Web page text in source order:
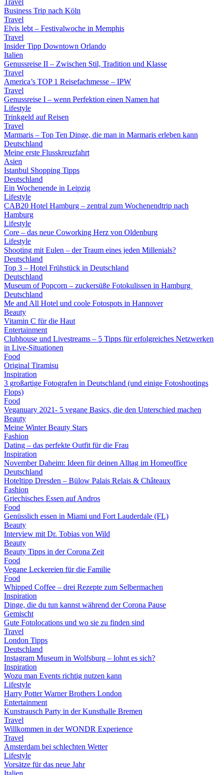
Travel
Business Trip nach Köln
Travel
Elvis lebt – Festivalwoche in Memphis
Travel
Insider Tipp Downtown Orlando
Italien
Genussreise II – Zwischen Stil, Tradition und Klasse
Travel
America’s TOP 1 Reisefachmesse – IPW
Travel
Genussreise I – wenn Perfektion einen Namen hat
Lifestyle
Trinkgeld auf Reisen
Travel
Marmaris – Top Ten Dinge, die man in Marmaris erleben kann
Deutschland
Meine erste Flusskreuzfahrt
Asien
Istanbul Shopping Tipps
Deutschland
Ein Wochenende in Leipzig
Lifestyle
CAB20 Hotel Hamburg – zentral zum Wochenendtrip nach
Hamburg
Lifestyle
Core – das neue Coworking Herz von Oldenburg
Lifestyle
Shooting mit Eulen – der Traum eines jeden Millenials?
Deutschland
Top 3 – Hotel Frühstück in Deutschland
Deutschland
Museum of Popcorn – zuckersüße Fotokulissen in Hamburg
Deutschland
Me and All Hotel und coole Fotospots in Hannover
Beauty
Vitamin C für die Haut
Entertainment
Clubhouse und Livestreams – 5 Tipps für erfolgreiches Netzwerken
in Live-Situationen
Food
Original Tiramisu
Inspiration
3 großartige Fotografen in Deutschland (und einige Fotoshootings
Flops)
Food
Veganuary 2021- 5 vegane Basics, die den Unterschied machen
Beauty
Meine Winter Beauty Stars
Fashion
Dating – das perfekte Outfit für die Frau
Inspiration
November Daheim: Ideen für deinen Alltag im Homeoffice
Deutschland
Hoteltipp Dresden – Bülow Palais Relais & Châteaux
Fashion
Griechisches Essen auf Andros
Food
Genüsslich essen in Miami und Fort Lauderdale (FL)
Beauty
Interview mit Dr. Tobias von Wild
Beauty
Beauty Tipps in der Corona Zeit
Food
Vegane Leckereien für die Familie
Food
Whipped Coffee – drei Rezepte zum Selbermachen
Inspiration
Dinge, die du tun kannst während der Corona Pause
Gemischt
Gute Fotolocations und wo sie zu finden sind
Travel
London Tipps
Deutschland
Instagram Museum in Wolfsburg – lohnt es sich?
Inspiration
Wozu man Events richtig nutzen kann
Lifestyle
Harry Potter Warner Brothers London
Entertainment
Kunstrausch Party in der Kunsthalle Bremen
Travel
Willkommen in der WONDR Experience
Travel
Amsterdam bei schlechten Wetter
Lifestyle
Vorsätze für das neue Jahr
Italien